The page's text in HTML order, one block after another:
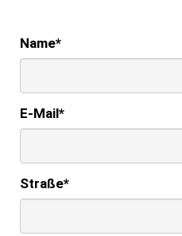
Name*
E-Mail*
Straße*